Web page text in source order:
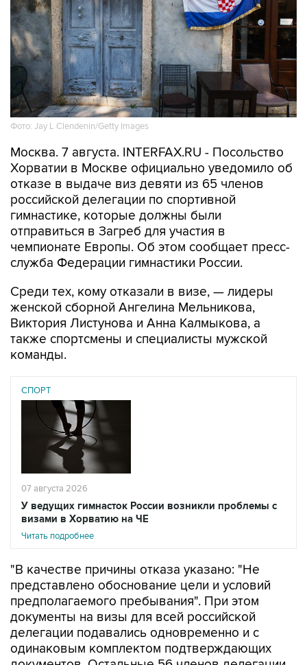
Фото: Jay L Clendenin/Getty Images
Москва. 7 августа. INTERFAX.RU - Посольство
Хорватии в Москве официально уведомило об
отказе в выдаче виз девяти из 65 членов
российской делегации по спортивной
гимнастике, которые должны были
отправиться в Загреб для участия в
чемпионате Европы. Об этом сообщает пресс-
служба Федерации гимнастики России.
Среди тех, кому отказали в визе, — лидеры
женской сборной Ангелина Мельникова,
Виктория Листунова и Анна Калмыкова, а
также спортсмены и специалисты мужской
команды.
СПОРТ
07 августа 2026
У ведущих гимнасток России возникли проблемы с
визами в Хорватию на ЧЕ
Читать подробнее
"В качестве причины отказа указано: "Не
представлено обоснование цели и условий
предполагаемого пребывания". При этом
документы на визы для всей российской
делегации подавались одновременно и с
одинаковым комплектом подтверждающих